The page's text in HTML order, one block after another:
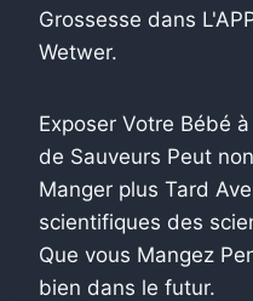
Grossesse dans
Wetwer.
Exposer Votre Bébé
de Sauveurs Peut
Manger plus Tard
scientifiques des
Que vous Mangez
bien dans le futur.